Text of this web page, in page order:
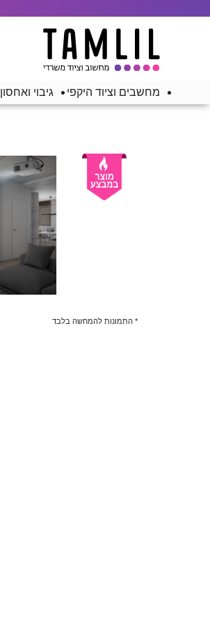
מחשבים וציוד היקפי גיבוי ואחסון
* התמונות להמחשה בלבד